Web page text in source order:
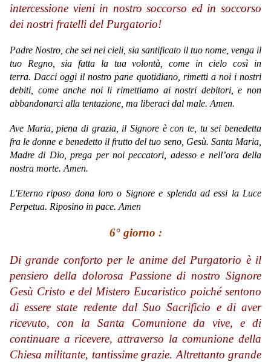
intercessione vieni in nostro soccorso ed in soccorso
dei nostri fratelli del Purgatorio!
Padre Nostro, che sei nei cieli, sia santificato il tuo nome, venga il
tuo Regno, sia fatta la tua volontà, come in cielo così in
terra. Dacci oggi il nostro pane quotidiano, rimetti a noi i nostri
debiti, come anche noi li rimettiamo ai nostri debitori, e non
abbandonarci alla tentazione, ma liberaci dal male. Amen.
Ave Maria,piena di grazia, il Signore è con te, tu sei benedetta
fra le donne e benedetto il frutto del tuo seno, Gesù. Santa Maria,
Madre di Dio,prega per noi peccatori, adesso e nell’ora della
nostra morte. Amen.
L'Eterno riposo dona loro o Signore e splenda ad essi la Luce
Perpetua. Riposino in pace. Amen
6° giorno :
Di grande conforto per le anime del Purgatorio è il
pensiero della dolorosa Passione di nostro Signore
Gesù Cristo e del Mistero Eucaristico poiché sentono
di essere state redente dal Suo Sacrificio e di aver
ricevuto, con la Santa Comunione da vive, e di
continuare a ricevere, attraverso la comunione della
Chiesa militante, tantissime grazie. Altrettanto grande